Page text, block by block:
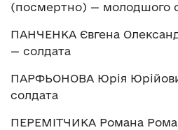
(посмертно) — молодшого
ПАНЧЕНКА Євгена
— солдата
ПАРФЬОНОВА Юрія
солдата
ПЕРЕМІТЧИКА Романа